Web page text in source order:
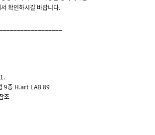
확인하시길 바랍니다.
9층 H.art LAB 89
조